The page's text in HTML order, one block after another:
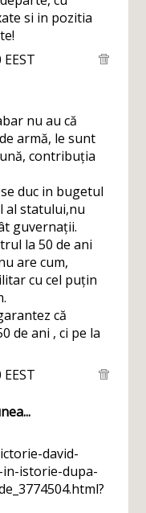
si in pozitia
nu au că
armă, le sunt
contribuția
duc in bugetul
al statului,nu
guvernații.
la 50 de ani
are cum,
cu cel puțin
că
de ani , ci pe la
david-
istorie-dupa-